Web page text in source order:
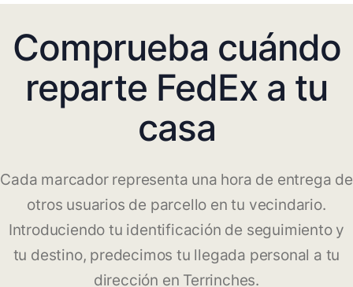
Comprueba cuándo
reparte FedEx a tu
casa
Cada marcador representa una hora de entrega de
otros usuarios de parcello en tu vecindario.
Introduciendo tu identificación de seguimiento y
tu destino, predecimos tu llegada personal a tu
dirección en Terrinches.